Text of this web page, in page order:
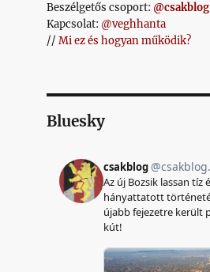
Beszélgetős csoport: @csakblog
Kapcsolat: @veghhanta
// Mi ez és hogyan működik?
Bluesky